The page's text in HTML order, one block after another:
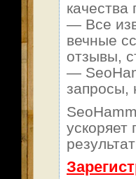
качества
— Все
вечные
отзывы,
—
запросы,
ускоряет